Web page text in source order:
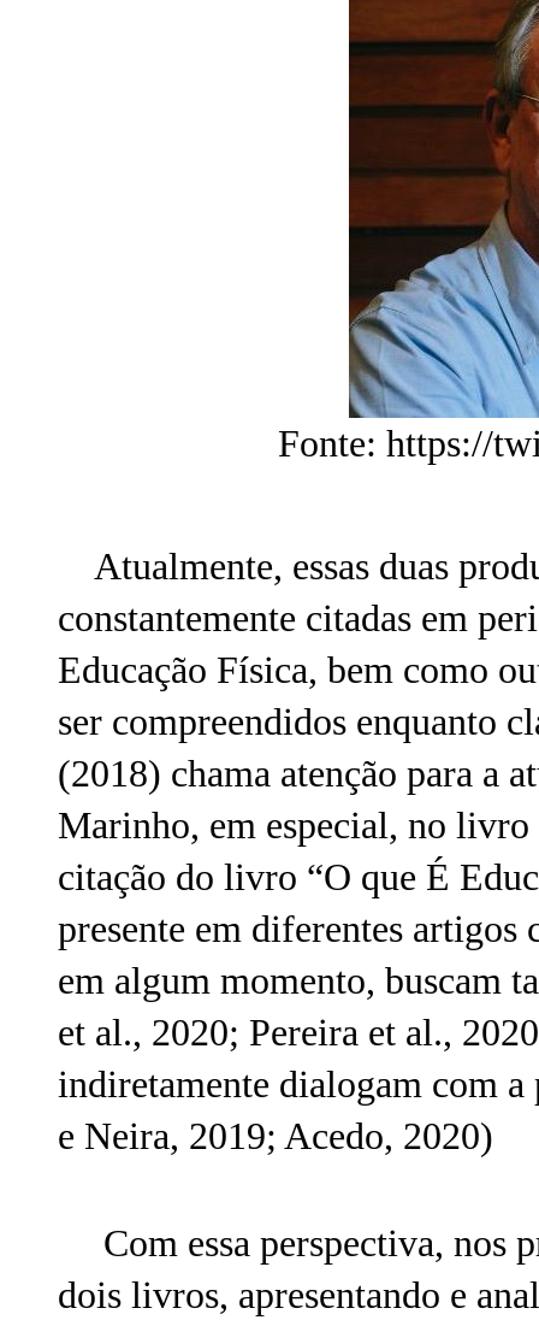
Fonte: https://
Atualmente, essas duas
constantemente citadas em
Educação Física, bem como
ser compreendidos enquanto
(2018) chama atenção para a
Marinho, em especial, no
citação do livro “O que É
presente em diferentes artigos
em algum momento, buscam
et al., 2020; Pereira et al.,
indiretamente dialogam com
e Neira, 2019; Acedo, 2020)
Com essa perspectiva, nos
dois livros, apresentando e